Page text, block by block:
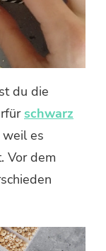
du die
schwarz
es
Vor dem